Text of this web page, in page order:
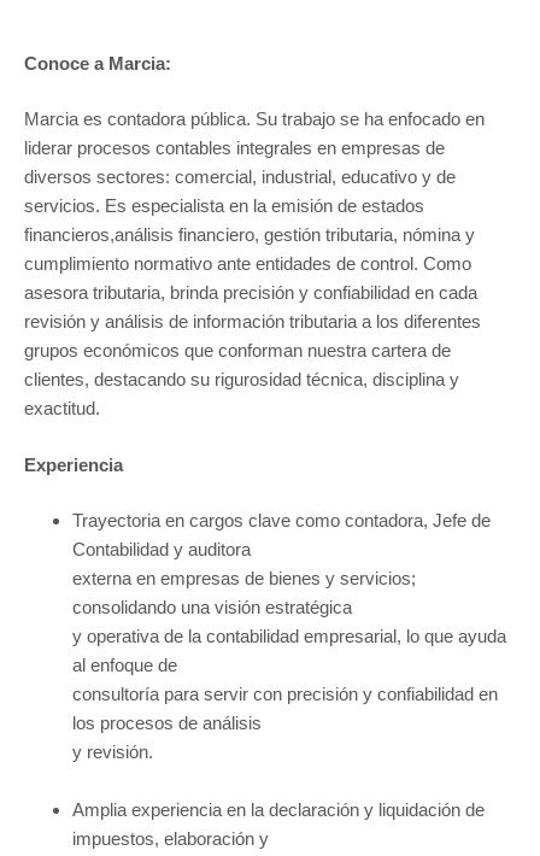
Conoce a Marcia:
Marcia es contadora pública. Su trabajo se ha enfocado en
liderar procesos contables integrales en empresas de
diversos sectores: comercial, industrial, educativo y de
servicios. Es especialista en la emisión de estados
financieros,análisis financiero, gestión tributaria, nómina y
cumplimiento normativo ante entidades de control. Como
asesora tributaria, brinda precisión y confiabilidad en cada
revisión y análisis de información tributaria a los diferentes
grupos económicos que conforman nuestra cartera de
clientes, destacando su rigurosidad técnica, disciplina y
exactitud.
Experiencia
Trayectoria en cargos clave como contadora, Jefe de
Contabilidad y auditora
externa en empresas de bienes y servicios;
consolidando una visión estratégica
y operativa de la contabilidad empresarial, lo que ayuda
al enfoque de
consultoría para servir con precisión y confiabilidad en
los procesos de análisis
y revisión.
Amplia experiencia en la declaración y liquidación de
impuestos, elaboración y